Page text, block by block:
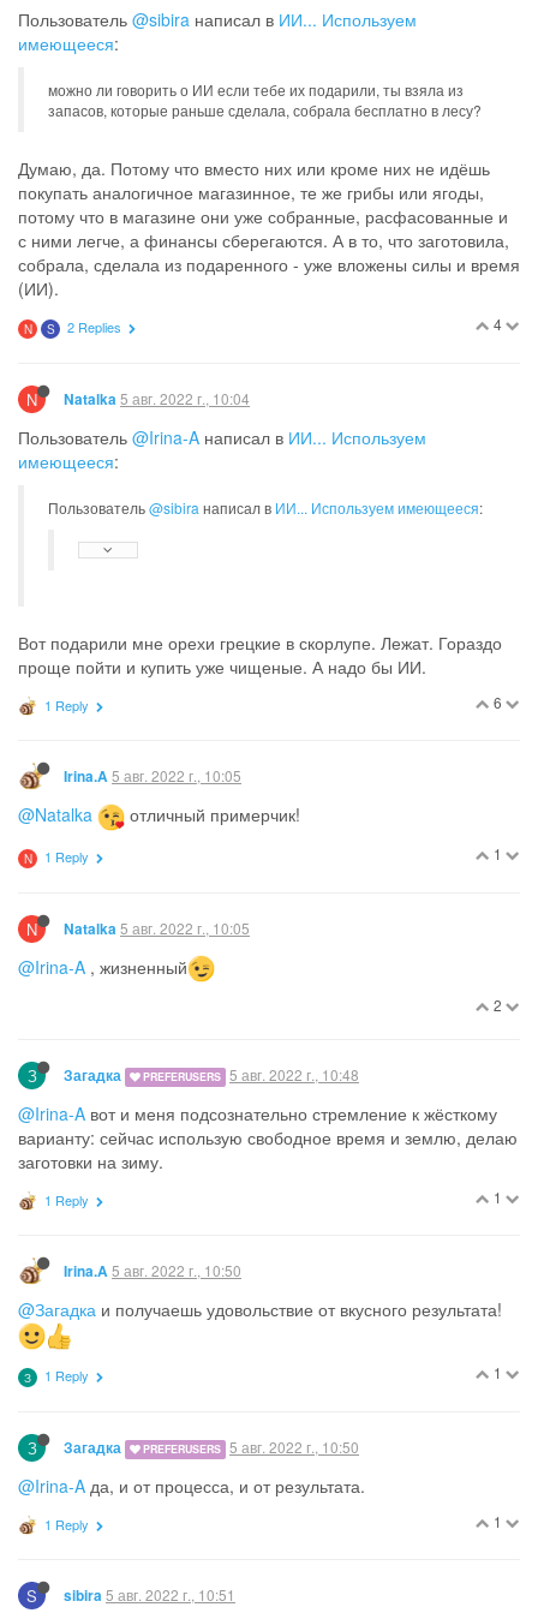
Пользователь @sibira написал в ИИ... Используем
имеющееся:
можно ли говорить о ИИ если тебе их подарили, ты взяла из
запасов, которые раньше сделала, собрала бесплатно в лесу?
Думаю, да. Потому что вместо них или кроме них не идёшь
покупать аналогичное магазинное, те же грибы или ягоды,
потому что в магазине они уже собранные, расфасованные и
с ними легче, а финансы сберегаются. А в то, что заготовила,
собрала, сделала из подаренного - уже вложены силы и время
(ИИ).
4
N S 2 Replies
N Natalka 5 авг. 2022 г., 10:04
Пользователь @Irina-A написал в ИИ... Используем
имеющееся:
Пользователь@sibira написал в ИИ... Используем имеющееся:
Вот подарили мне орехи грецкие в скорлупе. Лежат. Гораздо
проще пойти и купить уже чищеные. А надо бы ИИ.
6
1 Reply
Irina.A5 авг. 2022 г., 10:05
@Natalka отличный примерчик!
1
N 1 Reply
N Natalka 5 авг. 2022 г., 10:05
@Irina-A , жизненный
2
З Загадка PREFERUSERS 5 авг. 2022 г., 10:48
@Irina-A вот и меня подсознательно стремление к жёсткому
варианту: сейчас использую свободное время и землю, делаю
заготовки на зиму.
1
1 Reply
Irina.A5 авг. 2022 г., 10:50
@Загадка и получаешь удовольствие от вкусного результата!
1
З 1 Reply
З Загадка PREFERUSERS 5 авг. 2022 г., 10:50
@Irina-A да, и от процесса, и от результата.
1
1 Reply
S sibira 5 авг. 2022 г., 10:51